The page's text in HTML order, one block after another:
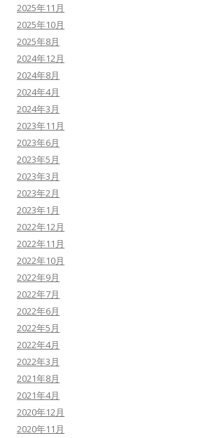
2025年11月
2025年10月
2025年8月
2024年12月
2024年8月
2024年4月
2024年3月
2023年11月
2023年6月
2023年5月
2023年3月
2023年2月
2023年1月
2022年12月
2022年11月
2022年10月
2022年9月
2022年7月
2022年6月
2022年5月
2022年4月
2022年3月
2021年8月
2021年4月
2020年12月
2020年11月